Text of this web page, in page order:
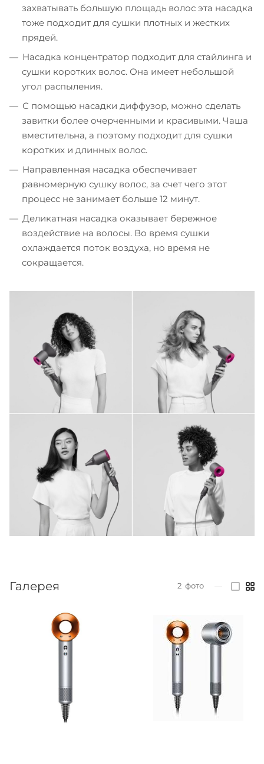
захватывать большую площадь волос эта насадка
тоже подходит для сушки плотных и жестких
прядей.
Насадка концентратор подходит для стайлинга и
сушки коротких волос. Она имеет небольшой
угол распыления.
С помощью насадки диффузор, можно сделать
завитки более очерченными и красивыми. Чаша
вместительна, а поэтому подходит для сушки
коротких и длинных волос.
Направленная насадка обеспечивает
равномерную сушку волос, за счет чего этот
процесс не занимает больше 12 минут.
Деликатная насадка оказывает бережное
воздействие на волосы. Во время сушки
охлаждается поток воздуха, но время не
сокращается.
Галерея 2 фото